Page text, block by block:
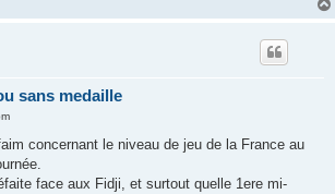
sans medaille
concernant le niveau de jeu de la France au
face aux Fidji, et surtout quelle 1ere mi-